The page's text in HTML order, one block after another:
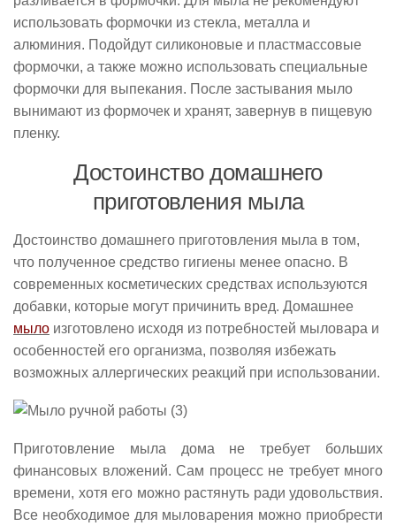
использовать формочки из стекла, металла и
алюминия. Подойдут силиконовые и пластмассовые
формочки, а также можно использовать специальные
формочки для выпекания. После застывания мыло
вынимают из формочек и хранят, завернув в пищевую
пленку.
Достоинство домашнего
приготовления мыла
Достоинство домашнего приготовления мыла в том,
что полученное средство гигиены менее опасно. В
современных косметических средствах используются
добавки, которые могут причинить вред. Домашнее
мыло изготовлено исходя из потребностей мыловара и
особенностей его организма, позволяя избежать
возможных аллергических реакций при использовании.
Приготовление мыла дома не требует больших
финансовых вложений. Сам процесс не требует много
времени, хотя его можно растянуть ради удовольствия.
Все необходимое для мыловарения можно приобрести